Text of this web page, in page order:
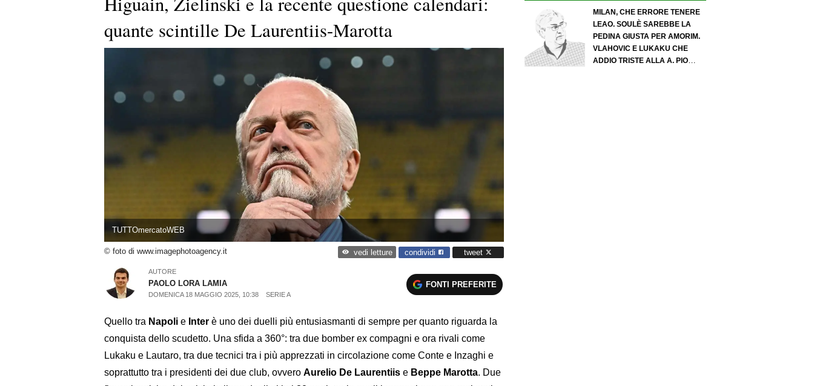
quante scintille De Laurentiis-Marotta
TUTTOmercatoWEB
© foto di www.imagephotoagency.it vedi letture condividi tweet
AUTORE
PAOLO LORA LAMIA
DOMENICA 18 MAGGIO 2025, 10:38 SERIE A
FONTI PREFERITE
Quello tra Napoli e Inter è uno dei duelli più entusiasmanti di sempre per quanto riguarda la
conquista dello scudetto. Una sfida a 360°: tra due bomber ex compagni e ora rivali come
Lukaku e Lautaro, tra due tecnici tra i più apprezzati in circolazione come Conte e Inzaghi e
soprattutto tra i presidenti dei due club, ovvero Aurelio De Laurentiis e Beppe Marotta. Due
MILAN, CHE ERRORE TENERE
LEAO. SOULÈ SAREBBE LA
PEDINA GIUSTA PER AMORIM.
VLAHOVIC E LUKAKU CHE
ADDIO TRISTE ALLA A. PIO